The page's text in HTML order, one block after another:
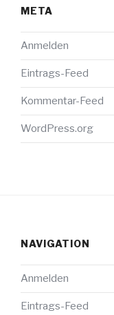
META
Anmelden
Eintrags-Feed
Kommentar-Feed
WordPress.org
NAVIGATION
Anmelden
Eintrags-Feed